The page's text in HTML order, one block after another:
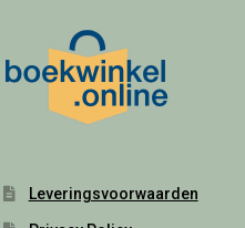
Leveringsvoorwaarden